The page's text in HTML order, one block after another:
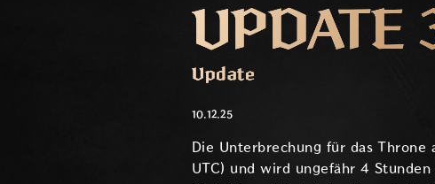
UPDATE
Update
10.12.25
Die Unterbrechung für das
UTC) und wird ungefähr 4